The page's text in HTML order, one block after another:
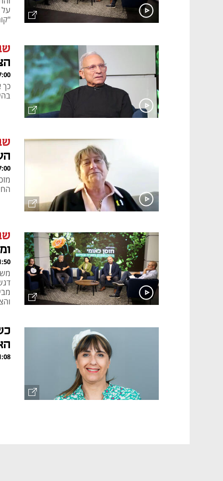
על
28.04.25
כך
28.04.25
27.04.25
24.04.25